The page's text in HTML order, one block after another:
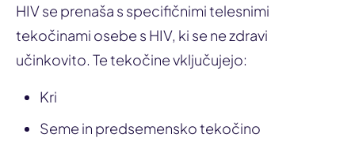
HIV se prenaša s specifičnimi telesnimi
tekočinami osebe s HIV, ki se ne zdravi
učinkovito. Te tekočine vključujejo:
Kri
Seme in predsemensko tekočino